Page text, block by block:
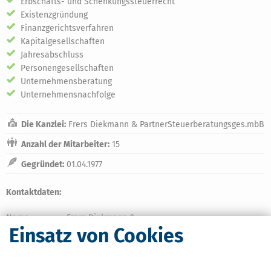
Einsatz von Cookies
Existenzgründung
Finanzgerichtsverfahren
Kapitalgesellschaften
Jahresabschluss
Personengesellschaften
Unternehmensberatung
Unternehmensnachfolge
Die Kanzlei: Frers Diekmann & PartnerSteuerberatungsges.mbB
Anzahl der Mitarbeiter: 15
Gegründet: 01.04.1977
Kontaktdaten:
Name:
Frers Diekmann &
PartnerSteuerberatungsges.mbB
Strasse:
Grabsteder Str. 3